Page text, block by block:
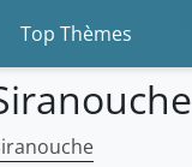
Top Thèmes